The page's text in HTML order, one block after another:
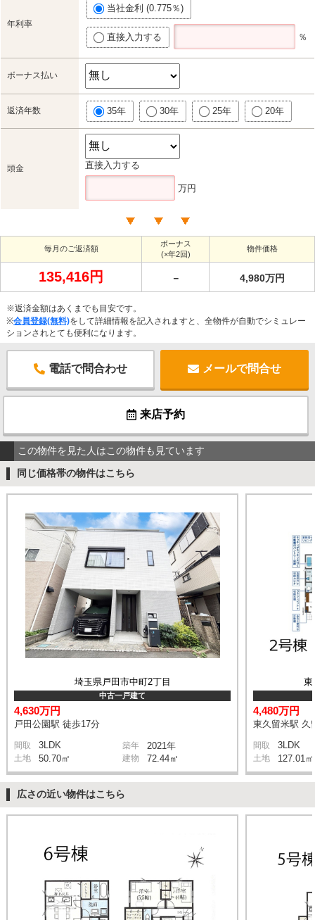
年利率
当社金利 (0.775％)
直接入力する ％
ボーナス払い
返済年数 35年 30年 25年 20年
頭金 直接入力する
万円
毎月のご返済額
ボーナス
(×年2回)
物件価格
135,416円 － 4,980万円
※返済金額はあくまでも目安です。
※会員登録(無料)をして詳細情報を記入されますと、全物件が自動でシミュレー
ションされとても便利になります。
電話で問合わせ メールで問合せ
来店予約
この物件を見た人はこの物件も見ています
同じ価格帯の物件はこちら
埼玉県戸田市中町2丁目
中古一戸建て
4,630万円
戸田公園駅 徒歩17分
間取 3LDK 築年 2021年
土地 50.70㎡ 建物 72.44㎡
東
4,480万円
東久留米駅 久
間取 3LDK
土地 127.01㎡
広さの近い物件はこちら